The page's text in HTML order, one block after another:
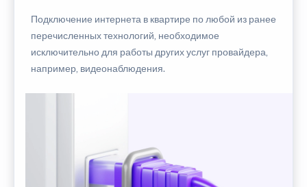
Подключение интернета в квартире по любой из ранее
перечисленных технологий, необходимое
исключительно для работы других услуг провайдера,
например, видеонаблюдения.